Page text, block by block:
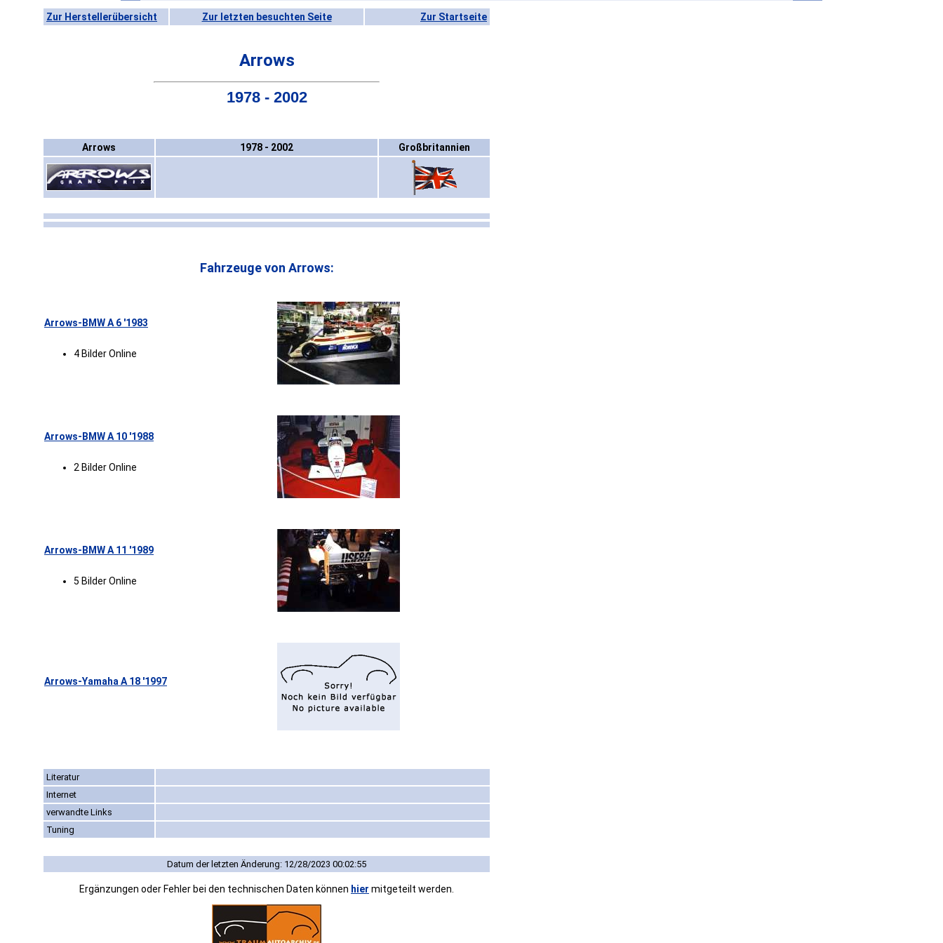
Zur Herstellerübersicht Zur letzten besuchten Seite Zur Startseite
Arrows
1978 - 2002
Arrows 1978 - 2002 Großbritannien
Fahrzeuge von Arrows:
Arrows-BMW A 6 '1983
4 Bilder Online
Arrows-BMW A 10 '1988
2 Bilder Online
Arrows-BMW A 11 '1989
5 Bilder Online
Arrows-Yamaha A 18 '1997
Literatur
Internet
verwandte Links
Tuning
Datum der letzten Änderung: 12/28/2023 00:02:55
Ergänzungen oder Fehler bei den technischen Daten können hier mitgeteilt werden.